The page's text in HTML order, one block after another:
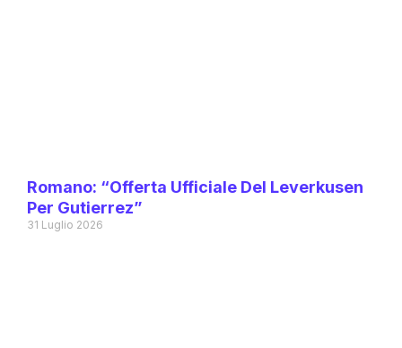
Romano: “Offerta Ufficiale Del Leverkusen
Per Gutierrez”
31 Luglio 2026